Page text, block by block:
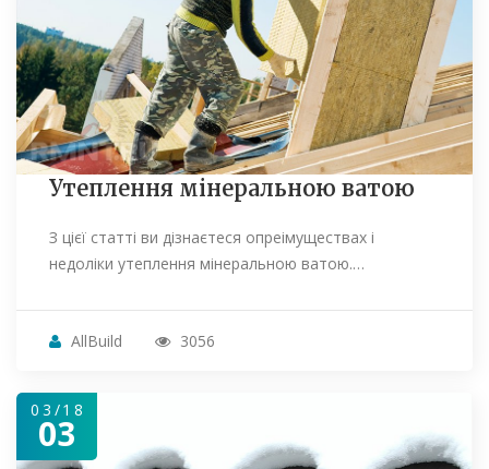
Утеплення мінеральною ватою
З цієї статті ви дізнаєтеся опреімуществах і
недоліки утеплення мінеральною ватою.…
AllBuild 3056
03/18
03